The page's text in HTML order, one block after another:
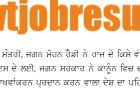
ਜਗਨ ਮੋਹਨ ਰੈਡੀ ਨੇ ਰਾਜ ਦੇ ਕਿਸੇ
ਇਸ ਦੇ ਲਈ, ਜਗਨ ਸਰਕਾਰ ਨੇ ਕਾਨੂੰਨ
ਪ੍ਰਦਾਨ ਕਰਨ ਵਾਲਾ ਦੇਸ਼ ਦਾ